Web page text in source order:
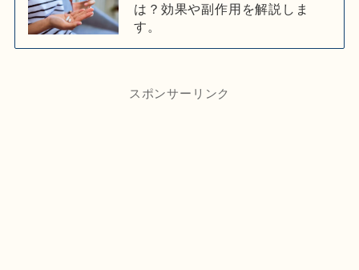
は？効果や副作用を解説しま
す。
スポンサーリンク